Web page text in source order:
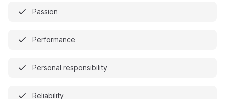
Passion
Performance
Personal responsibility
Reliability